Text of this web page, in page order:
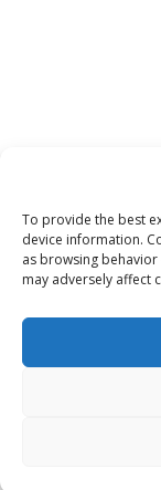
To provide the best
device information.
as browsing
may adversely affect